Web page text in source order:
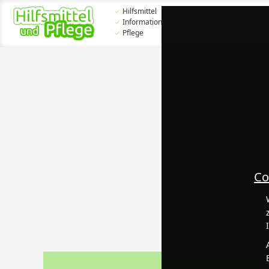
✓ Hilfsmittel
✓ Information
✓ Pflege